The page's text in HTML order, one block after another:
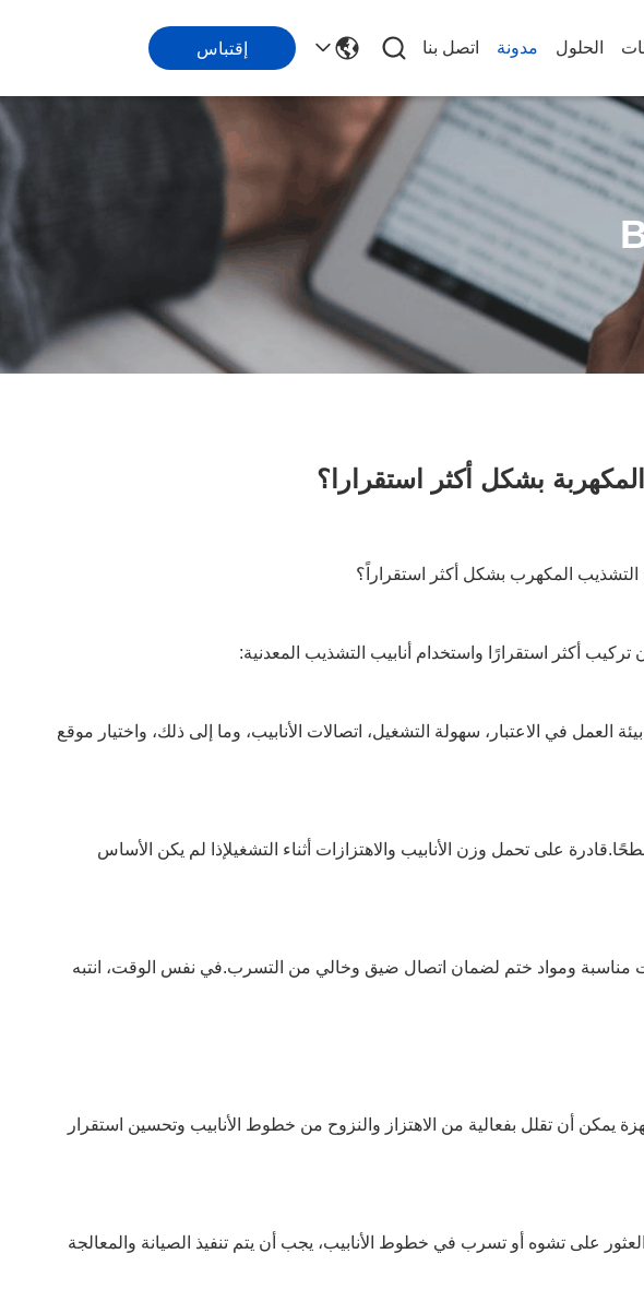
الحلول مدونة اتصل بنا إقتباس
بشكل أكثر استقرارا؟
أكثر استقرارًا واستخدام أنابيب التشذيب المعدنية:
العمل في الاعتبار، سهولة التشغيل، اتصالات الأنابيب، وما إلى ذلك، واختيار موقع
على تحمل وزن الأنابيب والاهتزازات أثناء التشغيلإذا لم يكن الأساس
مناسبة ومواد ختم لضمان اتصال ضيق وخالي من التسرب.في نفس الوقت، انتبه
أن تقلل بفعالية من الاهتزاز والنزوح من خطوط الأنابيب وتحسين استقرار
على تشوه أو تسرب في خطوط الأنابيب، يجب أن يتم تنفيذ الصيانة والمعالجة